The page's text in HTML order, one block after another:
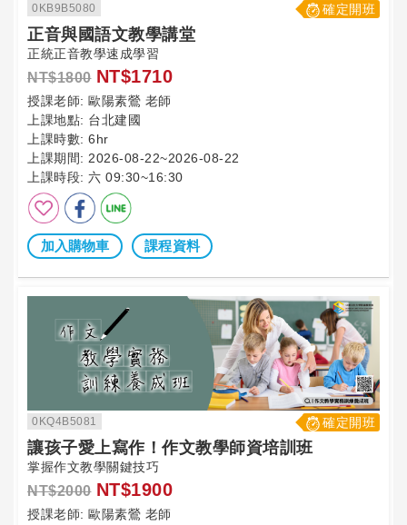
0KB9B5080 確定開班
正音與國語文教學講堂
正統正音教學速成學習
NT$1800 NT$1710
授課老師: 歐陽素鶯 老師
上課地點: 台北建國
上課時數: 6hr
上課期間: 2026-08-22~2026-08-22
上課時段: 六 09:30~16:30
加入購物車 課程資料
0KQ4B5081 確定開班
讓孩子愛上寫作！作文教學師資培訓班
掌握作文教學關鍵技巧
NT$2000 NT$1900
授課老師: 歐陽素鶯 老師